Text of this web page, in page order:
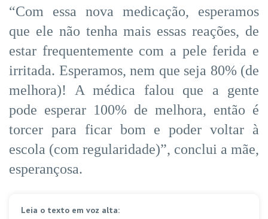
“Com essa nova medicação, esperamos
que ele não tenha mais essas reações, de
estar frequentemente com a pele ferida e
irritada. Esperamos, nem que seja 80% (de
melhora)! A médica falou que a gente
pode esperar 100% de melhora, então é
torcer para ficar bom e poder voltar à
escola (com regularidade)”, conclui a mãe,
esperançosa.
Leia o texto em voz alta: